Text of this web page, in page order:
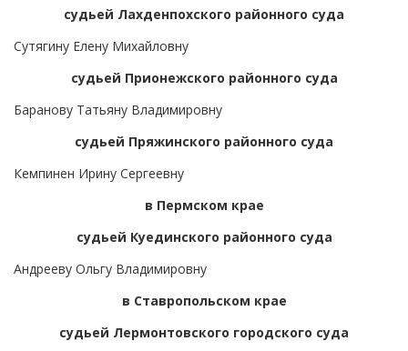
судьей Лахденпохского районного суда
Сутягину Елену Михайловну
судьей Прионежского районного суда
Баранову Татьяну Владимировну
судьей Пряжинского районного суда
Кемпинен Ирину Сергеевну
в Пермском крае
судьей Куединского районного суда
Андрееву Ольгу Владимировну
в Ставропольском крае
судьей Лермонтовского городского суда